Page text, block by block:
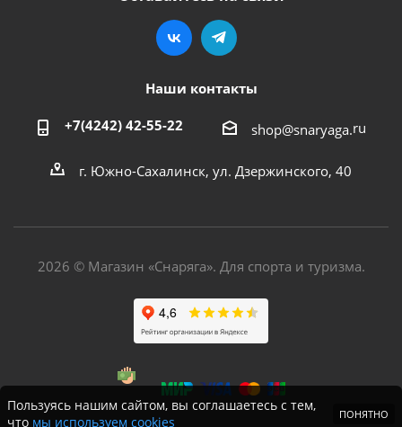
Наши контакты
+7(4242) 42-55-22 shop@snaryaga.ru
г. Южно-Сахалинск, ул. Дзержинского, 40
2026 © Магазин «Снаряга». Для спорта и туризма.
Пользуясь нашим сайтом, вы соглашаетесь с тем,
что мы используем cookies ПОНЯТНО